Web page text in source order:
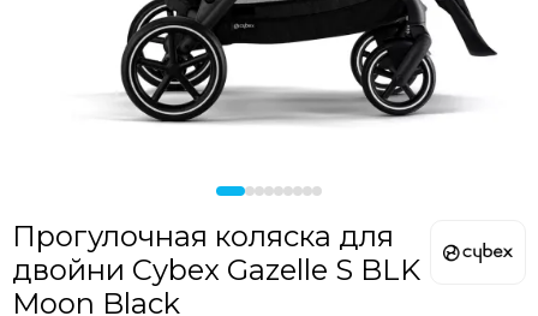
Прогулочная коляска для
двойни Cybex Gazelle S BLK
Moon Black